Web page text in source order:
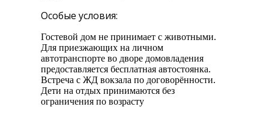
Особые условия:
Гостевой дом не принимает с животными.
Для приезжающих на личном
автотранспорте во дворе домовладения
предоставляется бесплатная автостоянка.
Встреча с ЖД вокзала по договорённости.
Дети на отдых принимаются без
ограничения по возрасту